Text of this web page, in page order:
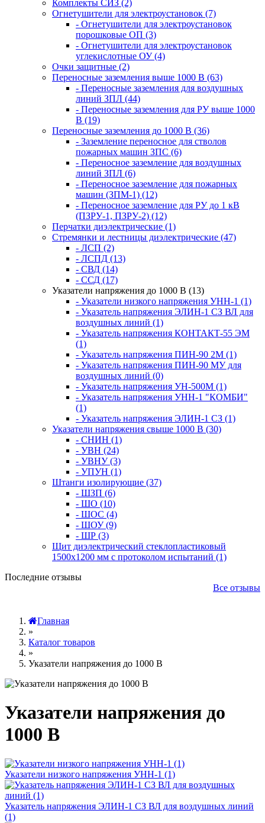
Комплекты СИЗ (2)
Огнетушители для электроустановок (7)
- Огнетушители для электроустановок
порошковые ОП (3)
- Огнетушители для электроустановок
углекислотные ОУ (4)
Очки защитные (2)
Переносные заземления выше 1000 В (63)
- Переносные заземления для воздушных
линий ЗПЛ (44)
- Переносные заземления для РУ выше 1000
В (19)
Переносные заземления до 1000 В (36)
- Заземление переносное для стволов
пожарных машин ЗПС (6)
- Переносное заземление для воздушных
линий ЗПЛ (6)
- Переносное заземление для пожарных
машин (ЗПМ-1) (12)
- Переносное заземление для РУ до 1 кВ
(ПЗРУ-1, ПЗРУ-2) (12)
Перчатки диэлектрические (1)
Стремянки и лестницы диэлектрические (47)
- ЛСП (2)
- ЛСПД (13)
- СВД (14)
- ССД (17)
Указатели напряжения до 1000 В (13)
- Указатели низкого напряжения УНН-1 (1)
- Указатель напряжения ЭЛИН-1 СЗ ВЛ для
воздушных линий (1)
- Указатель напряжения КОНТАКТ-55 ЭМ
(1)
- Указатель напряжения ПИН-90 2М (1)
- Указатель напряжения ПИН-90 МУ для
воздушных линий (0)
- Указатель напряжения УН-500М (1)
- Указатель напряжения УНН-1 "КОМБИ"
(1)
- Указатель напряжения ЭЛИН-1 СЗ (1)
Указатели напряжения свыше 1000 В (30)
- СНИН (1)
- УВН (24)
- УВНУ (3)
- УПУН (1)
Штанги изолирующие (37)
- ШЗП (6)
- ШО (10)
- ШОС (4)
- ШОУ (9)
- ШР (3)
Щит диэлектрический стеклопластиковый
1500х1200 мм с протоколом испытаний (1)
Последние отзывы
Все отзывы
Главная
»
Каталог товаров
»
Указатели напряжения до 1000 В
Указатели напряжения до
1000 В
Указатели низкого напряжения УНН-1 (1)
Указатель напряжения ЭЛИН-1 СЗ ВЛ для воздушных линий
(1)